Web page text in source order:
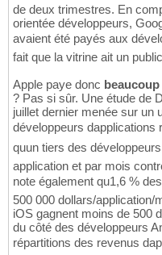
de deux trimestres. En
orientée développeurs,
avaient été payés aux
fait que la vitrine ait un
Apple paye donc
? Pas si sûr. Une étude de
juillet dernier menée sur un
développeurs
quun tiers des
application et par mois
note également qu1,6 %
500 000 dollars/application/
iOS gagnent moins de 500
du côté des développeurs
répartitions des revenus